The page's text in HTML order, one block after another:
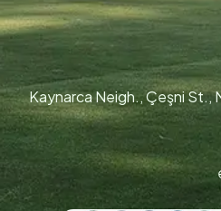
Kaynarca Neigh., Çeşni St.,